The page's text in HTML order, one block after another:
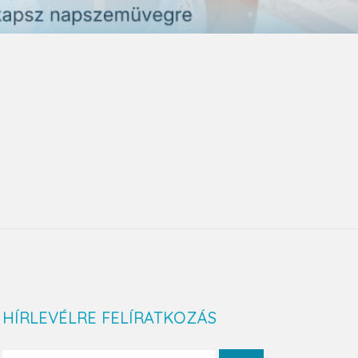
HÍRLEVÉLRE FELÍRATKOZÁS